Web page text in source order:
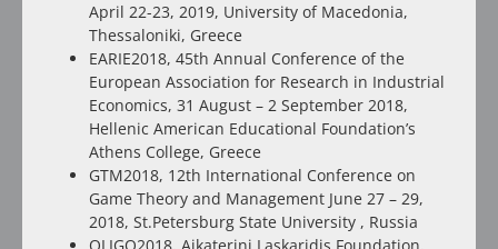
April 22-23, 2019, University of Macedonia,
Thessaloniki, Greece
EARIE2018, 45th Annual Conference of the
European Association for Research in Industrial
Economics, 31 August – 2 September 2018,
Hellenic American Educational Foundation’s
Athens College, Greece
GTM2018, 12th International Conference on
Game Theory and Management June 27 – 29,
2018, St.Petersburg State University , Russia